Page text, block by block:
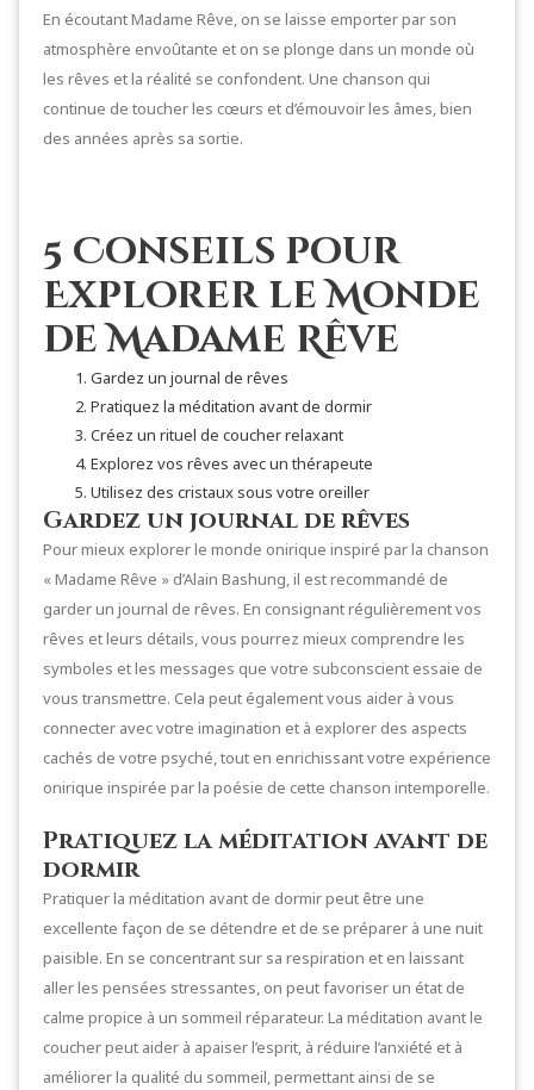
En écoutant Madame Rêve, on se laisse emporter par son
atmosphère envoûtante et on se plonge dans un monde où
les rêves et la réalité se confondent. Une chanson qui
continue de toucher les cœurs et d’émouvoir les âmes, bien
des années après sa sortie.
5 Conseils pour
Explorer le Monde
de Madame Rêve
Gardez un journal de rêves
Pratiquez la méditation avant de dormir
Créez un rituel de coucher relaxant
Explorez vos rêves avec un thérapeute
Utilisez des cristaux sous votre oreiller
Gardez un journal de rêves
Pour mieux explorer le monde onirique inspiré par la chanson
« Madame Rêve » d’Alain Bashung, il est recommandé de
garder un journal de rêves. En consignant régulièrement vos
rêves et leurs détails, vous pourrez mieux comprendre les
symboles et les messages que votre subconscient essaie de
vous transmettre. Cela peut également vous aider à vous
connecter avec votre imagination et à explorer des aspects
cachés de votre psyché, tout en enrichissant votre expérience
onirique inspirée par la poésie de cette chanson intemporelle.
Pratiquez la méditation avant de
dormir
Pratiquer la méditation avant de dormir peut être une
excellente façon de se détendre et de se préparer à une nuit
paisible. En se concentrant sur sa respiration et en laissant
aller les pensées stressantes, on peut favoriser un état de
calme propice à un sommeil réparateur. La méditation avant le
coucher peut aider à apaiser l’esprit, à réduire l’anxiété et à
améliorer la qualité du sommeil, permettant ainsi de se